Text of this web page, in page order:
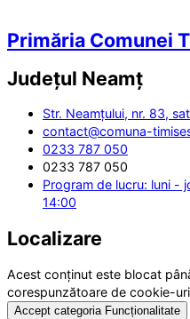
Primăria Comunei
Județul Neamț
Str. Neamțului, nr. 83,
contact@comuna-
0233 787 050
0233 787 050
Program de lucru: luni -
14:00
Localizare
Acest conținut este blocat
corespunzătoare de cookie-
Accept categoria Funcționalitate